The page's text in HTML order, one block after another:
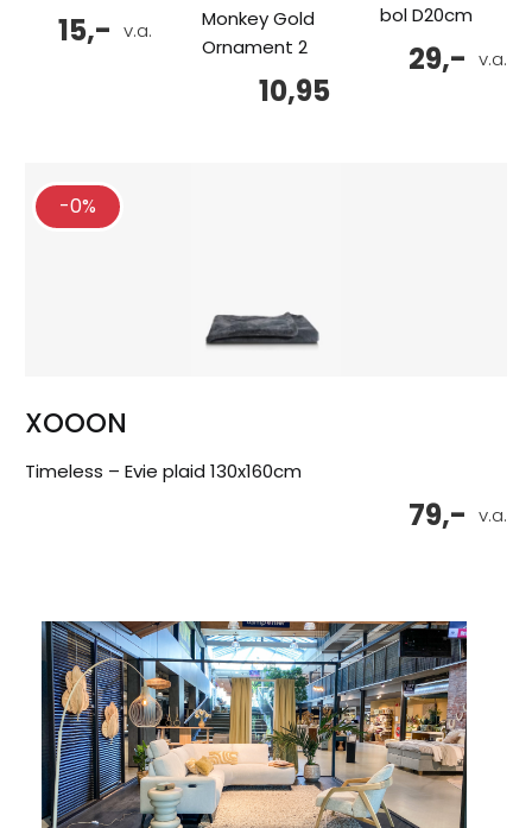
v.a.
15,-
Monkey Gold
Ornament 2
10,95
bol D20cm
v.a.
29,-
-0%
XOOON
Timeless – Evie plaid 130x160cm
v.a.
79,-